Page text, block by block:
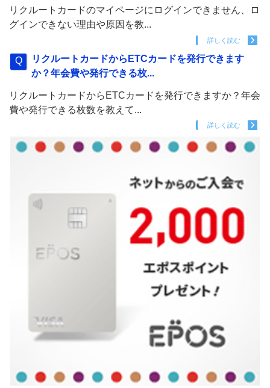
リクルートカードのマイページにログインできません、ロ
グインできない理由や原因を教...
詳しく読む
リクルートカードからETCカードを発行できます
か？年会費や発行できる枚...
リクルートカードからETCカードを発行できますか？年会
費や発行できる枚数を教えて...
詳しく読む